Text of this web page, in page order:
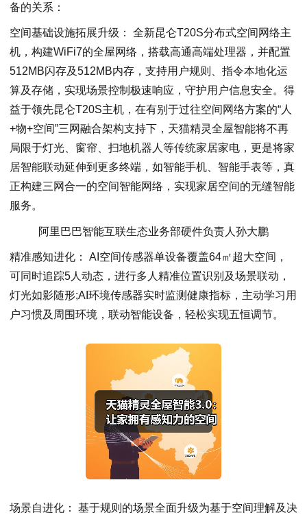
备的关系：
空间基础设施拓展升级： 全新昆仑T20S分布式空间网络主
机，构建WiFi7的全屋网络，搭载高通高端处理器，并配置
512MB闪存及512MB内存，支持用户规则、指令本地化运
算及存储，实现场景控制极速响应，守护用户信息安全。得
益于领先昆仑T20S主机，在有别于过往空间网络方案的“人
+物+空间”三网融合架构支持下，天猫精灵全屋智能将不再
局限于灯光、窗帘、扫地机器人等传统家居家电，更是将家
居智能联动延伸到更多终端，如智能手机、智能手表等，真
正构建三网合一的空间智能网络，实现家居空间的无缝智能
服务。
阿里巴巴智能互联生态业务部硬件负责人孙大鹏
精准感知进化： AI空间传感器单设备覆盖64㎡超大空间，
可同时追踪5人动态，进行多人精准位置识别及场景联动，
灯光如影随形;AI环境传感器实时监测健康指标，主动学习用
户习惯及周围环境，联动智能设备，轻松实现五恒调节。
场景自进化： 基于规则的场景全面升级为基于空间理解及决